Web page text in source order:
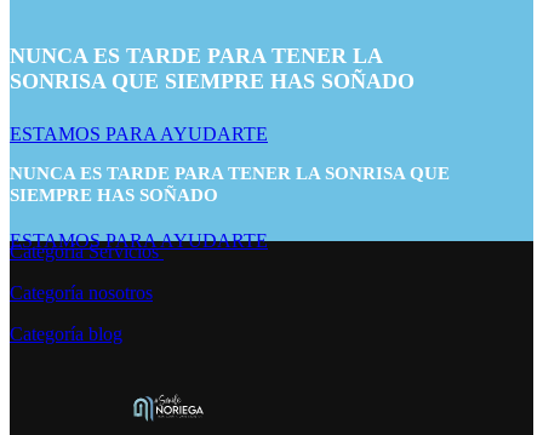
NUNCA ES TARDE PARA TENER LA
SONRISA QUE SIEMPRE HAS SOÑADO
ESTAMOS PARA AYUDARTE
NUNCA ES TARDE PARA TENER LA SONRISA QUE
SIEMPRE HAS SOÑADO
ESTAMOS PARA AYUDARTE
Categoría Servicios
Categoría nosotros
Categoría blog